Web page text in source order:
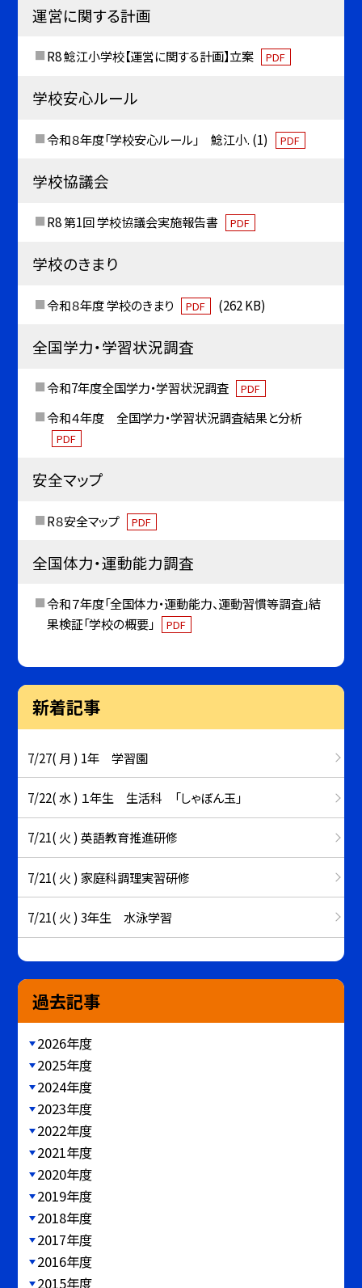
運営に関する計画
R8 鯰江小学校【運営に関する計画】立案 PDF
学校安心ルール
令和８年度「学校安心ルール」 鯰江小. (1) PDF
学校協議会
R8 第1回 学校協議会実施報告書 PDF
学校のきまり
令和８年度 学校のきまり PDF (262 KB)
全国学力・学習状況調査
令和7年度全国学力・学習状況調査 PDF
令和４年度 全国学力・学習状況調査結果と分析
PDF
安全マップ
R８安全マップ PDF
全国体力・運動能力調査
令和７年度「全国体力・運動能力、運動習慣等調査」結
果検証「学校の概要」
PDF
新着記事
7/27( 月 ) 1年 学習園
7/22( 水 ) １年生 生活科 「しゃぼん玉」
7/21( 火 ) 英語教育推進研修
7/21( 火 ) 家庭科調理実習研修
7/21( 火 ) 3年生 水泳学習
過去記事
2026年度
2025年度
2024年度
2023年度
2022年度
2021年度
2020年度
2019年度
2018年度
2017年度
2016年度
2015年度